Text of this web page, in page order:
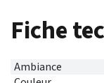
Fiche
Ambiance